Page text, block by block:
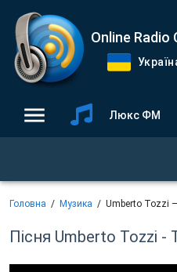
Online Radio
Люкс ФМ
Головна Музика Umberto Tozzi
Пісня Umberto Tozzi -